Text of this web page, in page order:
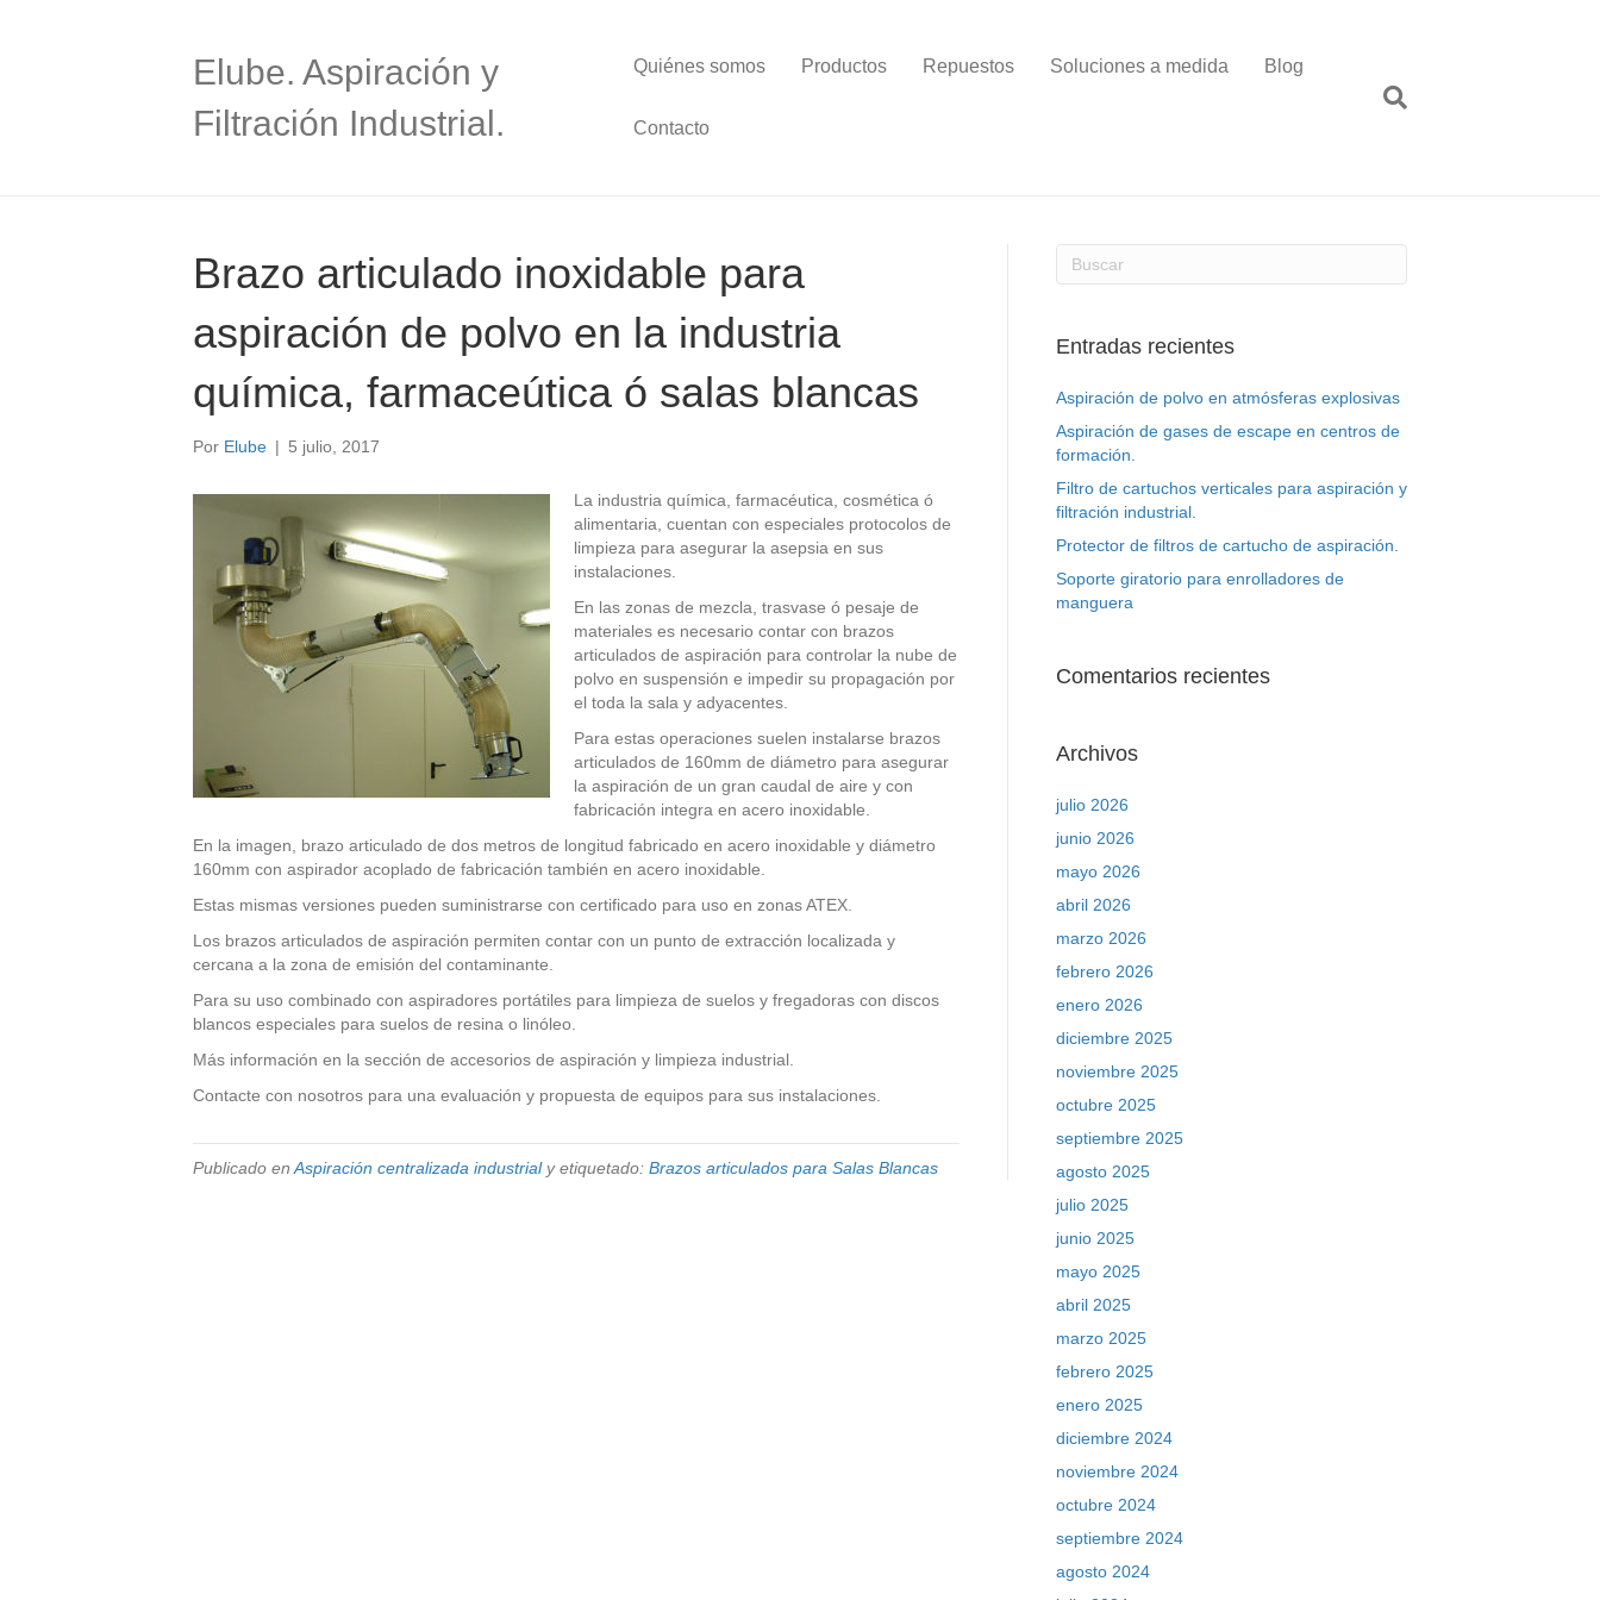
Elube. Aspiración y
Filtración Industrial.
Quiénes somos Productos Repuestos Soluciones a medida Blog
Contacto
Brazo articulado inoxidable para
aspiración de polvo en la industria
química, farmaceútica ó salas blancas
Por Elube | 5 julio, 2017
La industria química, farmacéutica, cosmética ó
alimentaria, cuentan con especiales protocolos de
limpieza para asegurar la asepsia en sus
instalaciones.
En las zonas de mezcla, trasvase ó pesaje de
materiales es necesario contar con brazos
articulados de aspiración para controlar la nube de
polvo en suspensión e impedir su propagación por
el toda la sala y adyacentes.
Para estas operaciones suelen instalarse brazos
articulados de 160mm de diámetro para asegurar
la aspiración de un gran caudal de aire y con
fabricación integra en acero inoxidable.
En la imagen, brazo articulado de dos metros de longitud fabricado en acero inoxidable y diámetro
160mm con aspirador acoplado de fabricación también en acero inoxidable.
Estas mismas versiones pueden suministrarse con certificado para uso en zonas ATEX.
Los brazos articulados de aspiración permiten contar con un punto de extracción localizada y
cercana a la zona de emisión del contaminante.
Para su uso combinado con aspiradores portátiles para limpieza de suelos y fregadoras con discos
blancos especiales para suelos de resina o linóleo.
Más información en la sección de accesorios de aspiración y limpieza industrial.
Contacte con nosotros para una evaluación y propuesta de equipos para sus instalaciones.
Publicado en Aspiración centralizada industrialy etiquetado: Brazos articulados para Salas Blancas
Entradas recientes
Aspiración de polvo en atmósferas explosivas
Aspiración de gases de escape en centros de
formación.
Filtro de cartuchos verticales para aspiración y
filtración industrial.
Protector de filtros de cartucho de aspiración.
Soporte giratorio para enrolladores de
manguera
Comentarios recientes
Archivos
julio 2026
junio 2026
mayo 2026
abril 2026
marzo 2026
febrero 2026
enero 2026
diciembre 2025
noviembre 2025
octubre 2025
septiembre 2025
agosto 2025
julio 2025
junio 2025
mayo 2025
abril 2025
marzo 2025
febrero 2025
enero 2025
diciembre 2024
noviembre 2024
octubre 2024
septiembre 2024
agosto 2024